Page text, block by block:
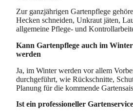
Zur ganzjährigen Gartenpflege
Hecken schneiden, Unkraut jäten,
allgemeine Pflege- und
Kann Gartenpflege auch im
werden
Ja, im Winter werden vor allem
durchgeführt, wie Rückschnitte,
Planung für die kommende
Ist ein professioneller